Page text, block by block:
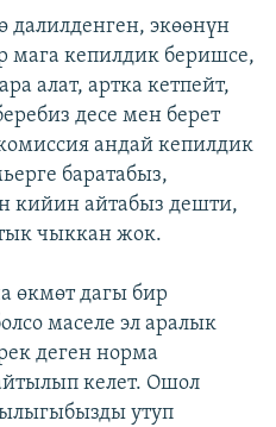
далилденген, экөөнүн
мага кепилдик беришсе,
алат, артка кетпейт,
десе мен берет
андай кепилдик
баратабыз,
кийин айтабыз дешти,
чыккан жок.
өкмөт дагы бир
маселе эл аралык
деген норма
келет. Ошол
утуп